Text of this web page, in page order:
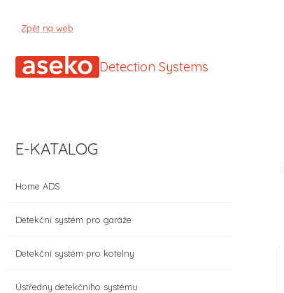
Zpět na web
Detection Systems
E-KATALOG
Home ADS
Detekční systém pro garáže
Detekční systém pro kotelny
Ústředny detekčního systému